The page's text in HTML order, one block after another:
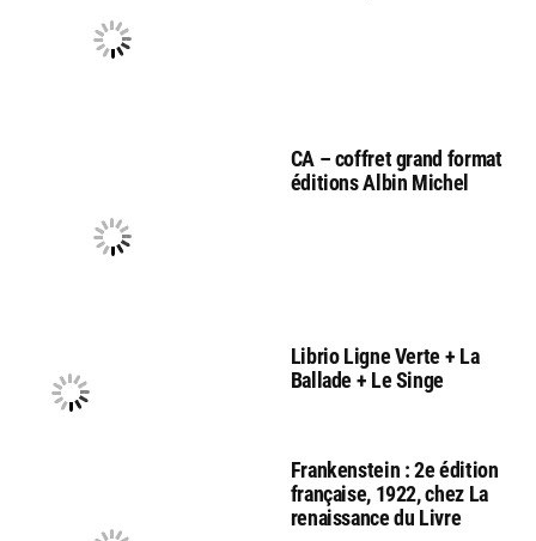
CA – coffret grand format
éditions Albin Michel
Librio Ligne Verte + La
Ballade + Le Singe
Frankenstein : 2e édition
française, 1922, chez La
renaissance du Livre